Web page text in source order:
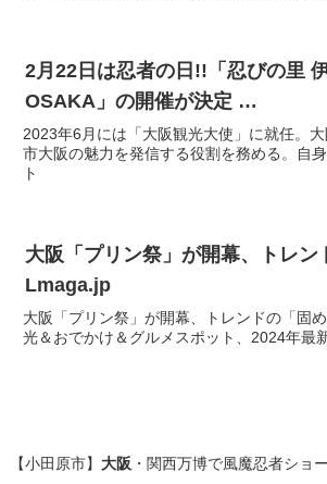
2月22日は忍者の日!!「忍びの里
OSAKA」の開催が決定 …
2023年6月には「大阪観光大使」に就任。
市大阪の魅力を発信する役割を務める。自
ト
大阪 「プリン祭」が開幕、トレ
Lmaga.jp
大阪「プリン祭」が開幕、トレンドの「固
光＆おでかけ＆グルメスポット、2024年最
【小田原市】 大阪 ・関西万博で風魔忍者ショ